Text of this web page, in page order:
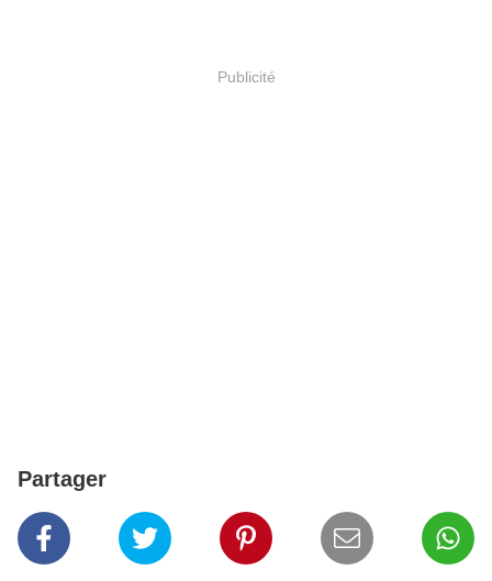
Publicité
Partager